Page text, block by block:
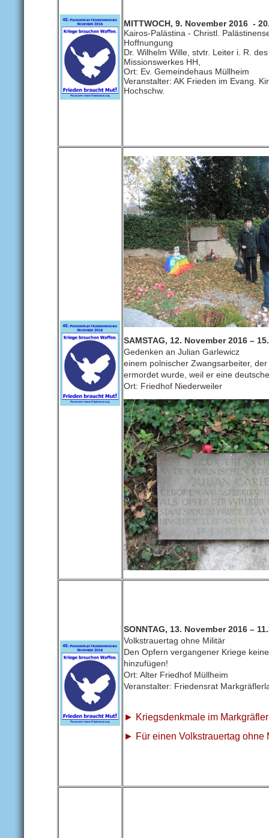
MITTWOCH, 9. November 2016 -
Kairos-Palästina - Christl.
Hoffnungung
Dr. Wilhelm Wille, stvtr. Leiter i. R.
Missionswerkes HH,
Ort: Ev. Gemeindehaus Müllheim
Veranstalter: AK Frieden im Evang.
Hochschw.
SAMSTAG, 12. November 2016 –
Gedenken an Julian Garlewicz
einem polnischer Zwangsarbeiter,
ermordet wurde, weil er eine
Ort: Friedhof Niederweiler
SONNTAG, 13. November 2016 –
Volkstrauertag ohne Militär
Den Opfern vergangener Kriege
hinzufügen!
Ort: Alter Friedhof Müllheim
Veranstalter: Friedensrat
► Kriegsdenkmale im
► Für einen Volkstrauertag ohne